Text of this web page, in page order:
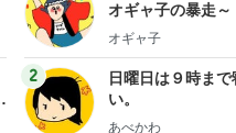
オギャ子の暴走～
オギャ子
2
日曜日は９時まで
い。
あべかわ